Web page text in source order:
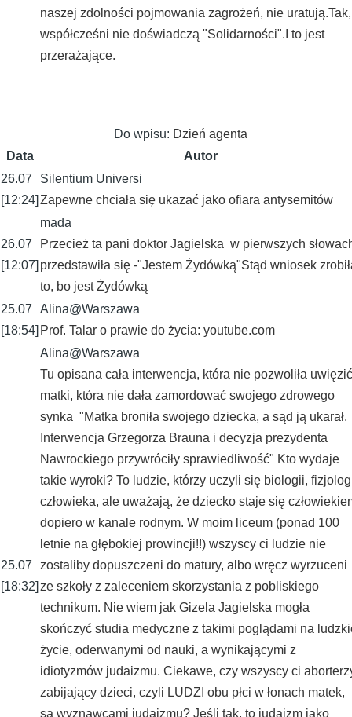
naszej zdolności pojmowania zagrożeń, nie uratują.Tak,
współcześni nie doświadczą "Solidarności".I to jest
przerażające.
Do wpisu: Dzień agenta
Data
Autor
26.07
[12:24]
Silentium Universi
Zapewne chciała się ukazać jako ofiara antysemitów
26.07
[12:07]
mada
Przecież ta pani doktor Jagielska w pierwszych
przedstawiła się -"Jestem Żydówką"Stąd wniosek
to, bo jest Żydówką
25.07
[18:54]
Alina@Warszawa
Prof. Talar o prawie do życia: youtube.com
25.07
[18:32]
Alina@Warszawa
Tu opisana cała interwencja, która nie pozwoliła uwięzić
matki, która nie dała zamordować swojego zdrowego
synka "Matka broniła swojego dziecka, a sąd ją ukarał.
Interwencja Grzegorza Brauna i decyzja prezydenta
Nawrockiego przywróciły sprawiedliwość" Kto wydaje
takie wyroki? To ludzie, którzy uczyli się biologii,
człowieka, ale uważają, że dziecko staje się
dopiero w kanale rodnym. W moim liceum (ponad 100
letnie na głębokiej prowincji!!) wszyscy ci ludzie nie
zostaliby dopuszczeni do matury, albo wręcz wyrzuceni
ze szkoły z zaleceniem skorzystania z pobliskiego
technikum. Nie wiem jak Gizela Jagielska mogła
skończyć studia medyczne z takimi poglądami na
życie, oderwanymi od nauki, a wynikającymi z
idiotyzmów judaizmu. Ciekawe, czy wszyscy ci
zabijający dzieci, czyli LUDZI obu płci w łonach matek,
są wyznawcami judaizmu? Jeśli tak, to judaizm jako